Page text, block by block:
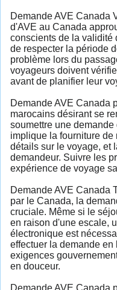
Demande AVE Canada
d'AVE au Canada
conscients de la validité
de respecter la période
problème lors du
voyageurs doivent
avant de planifier leur
Demande AVE Canada
marocains désirant se
soumettre une
implique la fourniture
détails sur le voyage, et
demandeur. Suivre les
expérience de voyage
Demande AVE Canada
par le Canada, la
cruciale. Même si le
en raison d'une escale,
électronique est
effectuer la demande
exigences
en douceur.
Demande AVE Canada